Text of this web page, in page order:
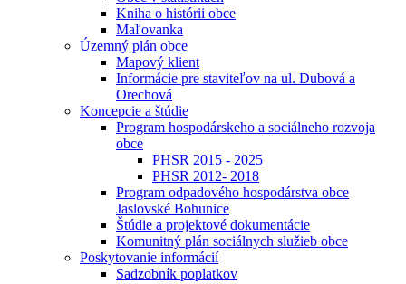
Kniha o histórii obce
Maľovanka
Územný plán obce
Mapový klient
Informácie pre staviteľov na ul. Dubová a
Orechová
Koncepcie a štúdie
Program hospodárskeho a sociálneho rozvoja
obce
PHSR 2015 - 2025
PHSR 2012- 2018
Program odpadového hospodárstva obce
Jaslovské Bohunice
Štúdie a projektové dokumentácie
Komunitný plán sociálnych služieb obce
Poskytovanie informácií
Sadzobník poplatkov